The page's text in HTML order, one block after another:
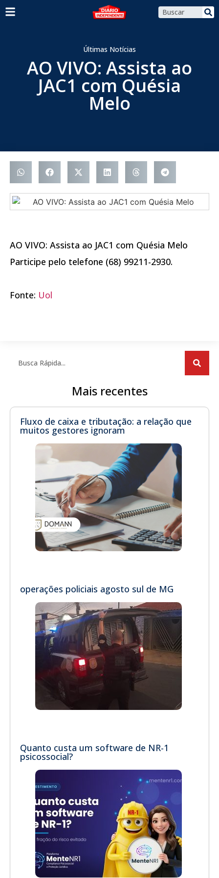
Últimas Notícias
AO VIVO: Assista ao
JAC1 com Quésia
Melo
AO VIVO: Assista ao JAC1 com Quésia Melo
Participe pelo telefone (68) 99211-2930.
Fonte: Uol
Mais recentes
Fluxo de caixa e tributação: a relação que
muitos gestores ignoram
operações policiais agosto sul de MG
Quanto custa um software de NR-1
psicossocial?